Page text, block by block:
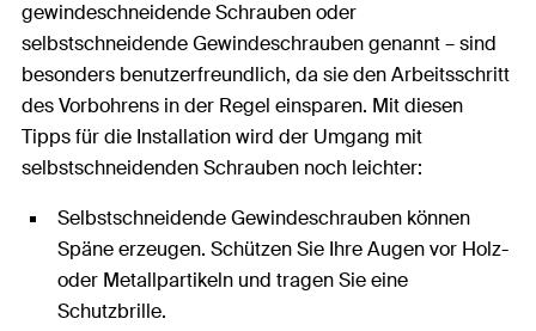
gewindeschneidende Schrauben oder
selbstschneidende Gewindeschrauben genannt – sind
besonders benutzerfreundlich, da sie den Arbeitsschritt
des Vorbohrens in der Regel einsparen. Mit diesen
Tipps für die Installation wird der Umgang mit
selbstschneidenden Schrauben noch leichter:
Selbstschneidende Gewindeschrauben können
Späne erzeugen. Schützen Sie Ihre Augen vor Holz-
oder Metallpartikeln und tragen Sie eine
Schutzbrille.